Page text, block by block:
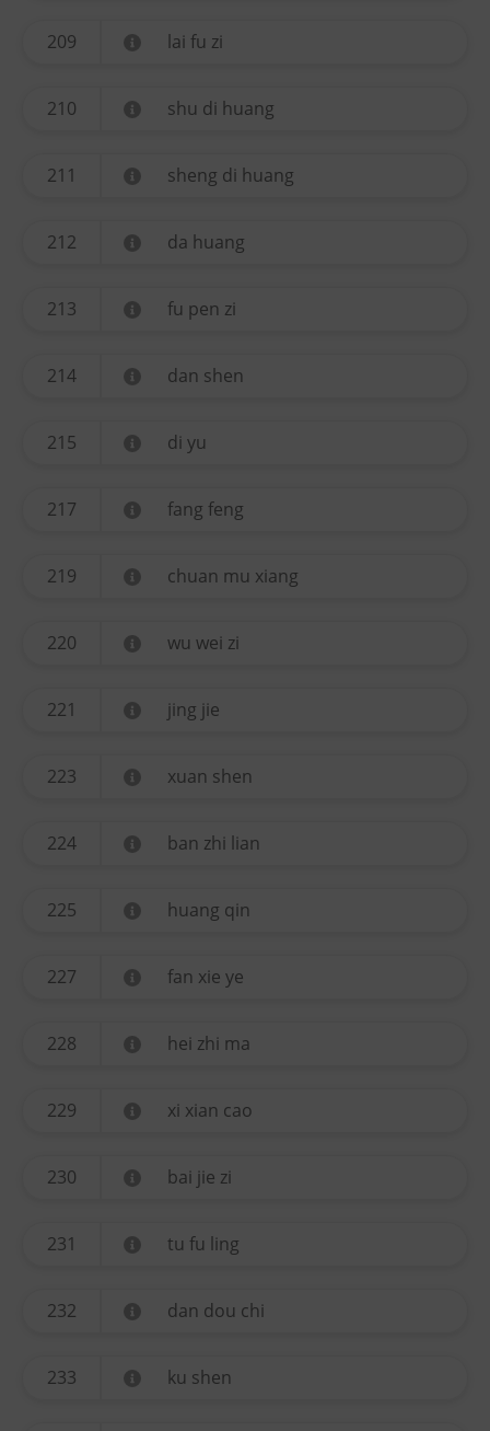
209 lai fu zi
210 shu di huang
211 sheng di huang
212 da huang
213 fu pen zi
214 dan shen
215 di yu
217 fang feng
219 chuan mu xiang
220 wu wei zi
221 jing jie
223 xuan shen
224 ban zhi lian
225 huang qin
227 fan xie ye
228 hei zhi ma
229 xi xian cao
230 bai jie zi
231 tu fu ling
232 dan dou chi
233 ku shen